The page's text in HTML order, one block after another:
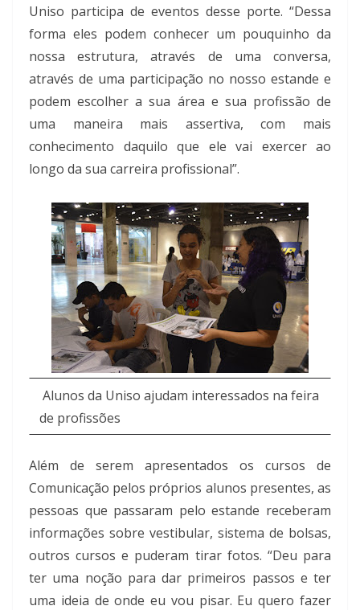
Uniso participa de eventos desse porte. “Dessa
forma eles podem conhecer um pouquinho da
nossa estrutura, através de uma conversa,
através de uma participação no nosso estande e
podem escolher a sua área e sua profissão de
uma maneira mais assertiva, com mais
conhecimento daquilo que ele vai exercer ao
longo da sua carreira profissional”.
Alunos da Uniso ajudam interessados na feira
de profissões
Além de serem apresentados os cursos de
Comunicação pelos próprios alunos presentes, as
pessoas que passaram pelo estande receberam
informações sobre vestibular, sistema de bolsas,
outros cursos e puderam tirar fotos. “Deu para
ter uma noção para dar primeiros passos e ter
uma ideia de onde eu vou pisar. Eu quero fazer